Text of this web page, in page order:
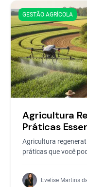
GESTÃO AGRÍCOLA
Agricultura
Práticas
Agricultura
práticas que você
Evelise Martins